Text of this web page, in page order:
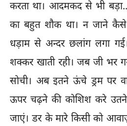
करता था। आदमकद से भी
का बहुत शौक था। न जाने
धड़ाम से अन्दर छलांग लगा
शक्कर खाती रही। जब जी भर
सोची। अब इतने ऊंचे ड्रम पर
ऊपर चढ़ने की कोशिश करे
जाएं। डर के मारे किसी को